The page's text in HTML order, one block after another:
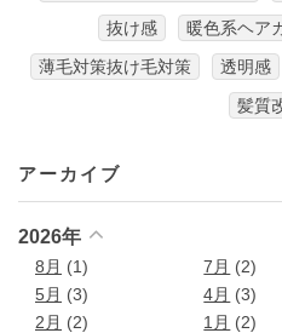
抜け感
暖色系ヘア
薄毛対策抜け毛対策
透明感
髪質
アーカイブ
2026年
8月 (1) 7月 (2)
5月 (3) 4月 (3)
2月 (2) 1月 (2)